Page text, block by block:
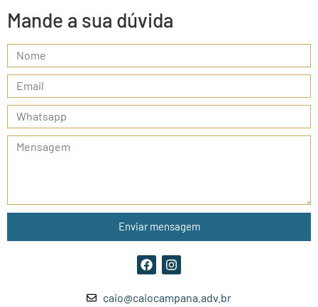
Mande a sua dúvida
Enviar mensagem
caio@caiocampana.adv.br